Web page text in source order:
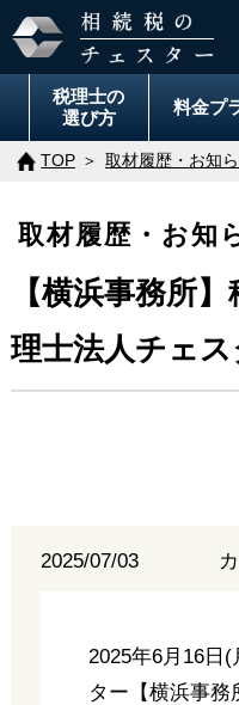
税理士の
選び方
料金プ
TOP 取材履歴・お知
取材履歴・お知
【横浜事務所
理士法人チェス
2025/07/03
2025年6月16日
ター【横浜事務